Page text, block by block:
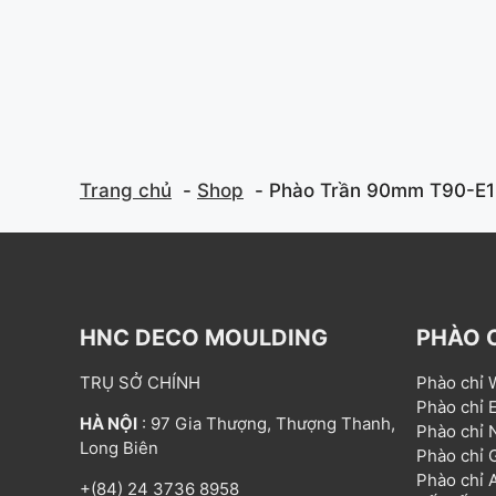
Trang chủ Shop Phào Trần 90mm T90-E1
HNC DECO MOULDING
TRỤ SỞ CHÍNH
HÀ NỘI : 97 Gia Thượng, Thượng Thanh,
Long Biên
+(84) 24 3736 8958
PHÀO
Phào chỉ
Phào chỉ
Phào chỉ
Phào chỉ
Phào chỉ